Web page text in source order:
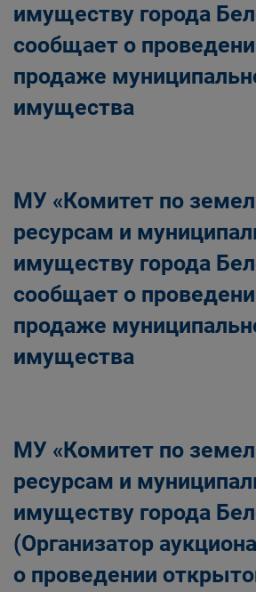
имуществу города
сообщает о
продаже
имущества
МУ «Комитет по
ресурсам и
имуществу города
сообщает о
продаже
имущества
МУ «Комитет по
ресурсам и
имуществу города
(Организатор
о проведении